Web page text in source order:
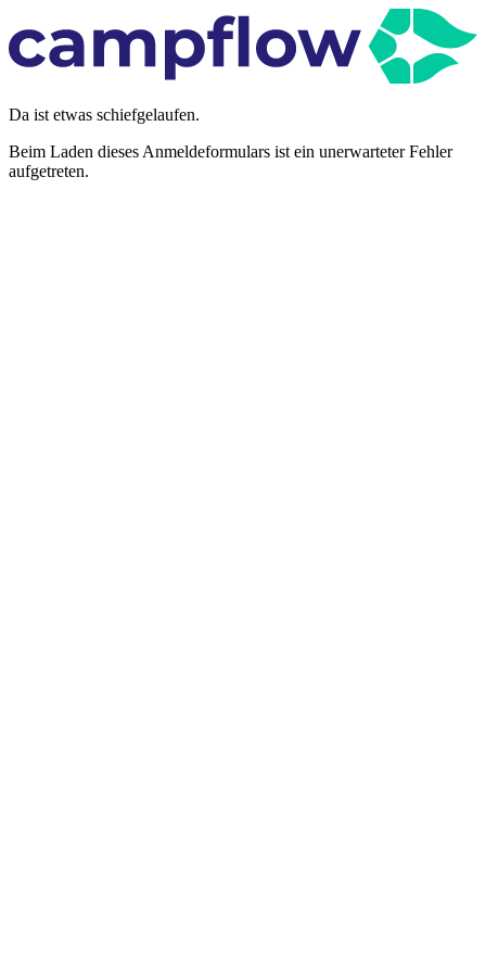
Da ist etwas schiefgelaufen.
Beim Laden dieses Anmeldeformulars ist ein unerwarteter Fehler
aufgetreten.